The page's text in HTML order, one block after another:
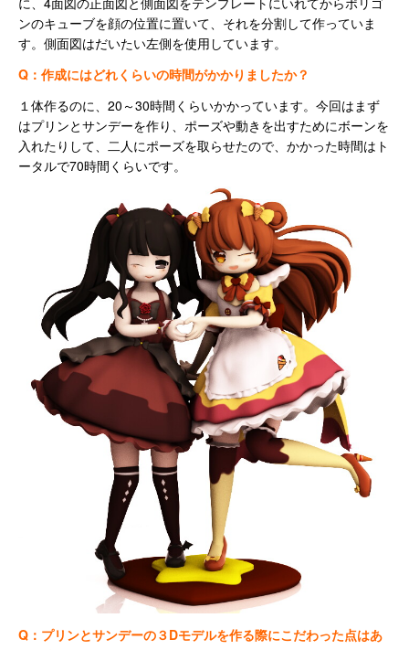
ンのキューブを顔の位置に置いて、それを分割して作っていま
す。側面図はだいたい左側を使用しています。
Q：作成にはどれくらいの時間がかかりましたか？
１体作るのに、20～30時間くらいかかっています。今回はまず
はプリンとサンデーを作り、ポーズや動きを出すためにボーンを
入れたりして、二人にポーズを取らせたので、かかった時間はト
ータルで70時間くらいです。
Q：プリンとサンデーの３Dモデルを作る際にこだわった点はあ